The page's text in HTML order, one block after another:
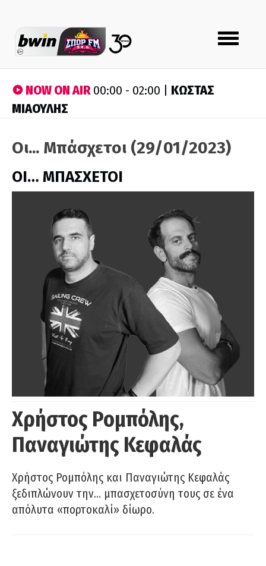
Toggle
navigation
NOW ON AIR00:00 - 02:00 | ΚΩΣΤΑΣ
ΜΙΑΟΥΛΗΣ
Οι... Μπάσχετοι (29/01/2023)
ΟΙ… ΜΠΑΣΧΕΤΟΙ
Χρήστος Ρομπόλης,
Παναγιώτης Κεφαλάς
Χρήστος Ρομπόλης και Παναγιώτης Κεφαλάς
ξεδιπλώνουν την… μπασχετοσύνη τους σε ένα
απόλυτα «πορτοκαλί» δίωρο.